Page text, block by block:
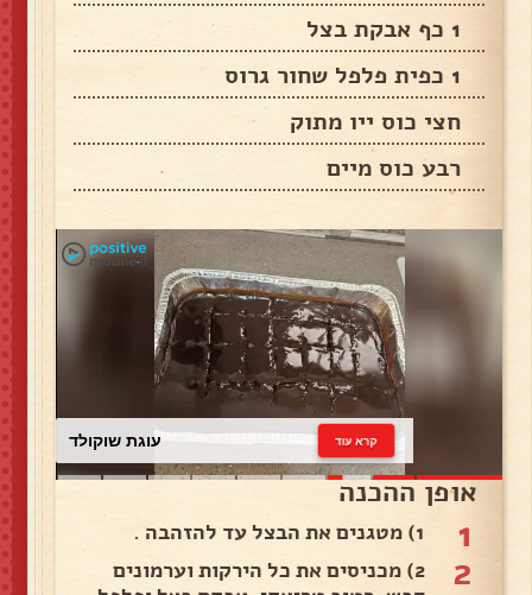
1 כף אבקת בצל
1 כפית פלפל שחור גרוס
חצי כוס ייו מתוק
רבע כוס מיים
עוגת שוקולד קרא עוד
אופן ההכנה
1 1) מטגנים את הבצל עד להזהבה .
2
2) מכניסים את כל הירקות וערמונים